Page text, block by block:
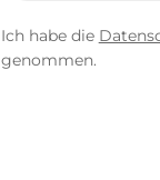
Ich habe die
genommen.